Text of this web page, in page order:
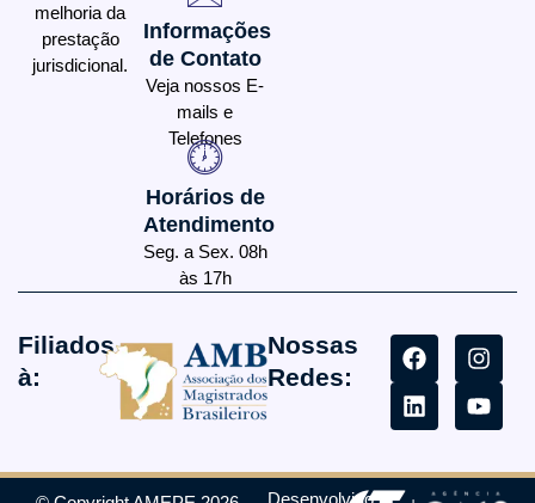
melhoria da
prestação
jurisdicional.
Informações
de Contato
Veja nossos E-
mails e
Telefones
Horários de
Atendimento
Seg. a Sex. 08h
às 17h
Filiados
à:
Nossas
Redes:
Desenvolvido